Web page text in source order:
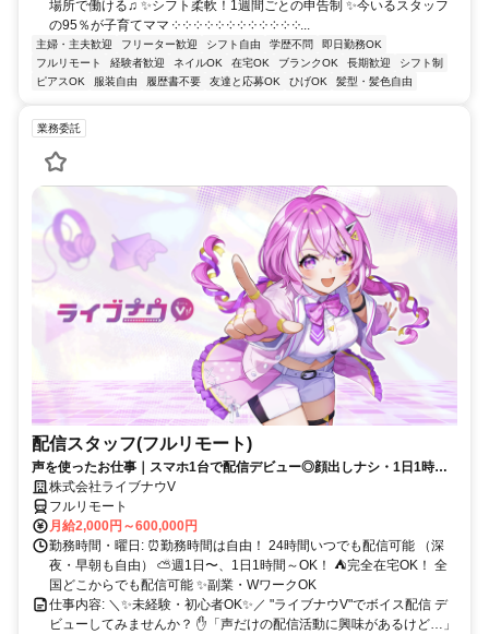
場所で働ける♫ ✨シフト柔軟！1週間ごとの申告制 ✨今いるスタッフ
の95％が子育てママ ༶ ༶ ༶ ༶ ༶ ༶ ༶ ༶ ༶ ༶ ༶ ༶...
主婦・主夫歓迎 フリーター歓迎 シフト自由 学歴不問
即日勤務OK
フルリモート
経験者歓迎 ネイルOK 在宅OK ブランクOK 長期歓迎
シフト制
ピアスOK
服装自由 履歴書不要 友達と応募OK ひげOK 髪型・髪色自由
業務委託
配信スタッフ(フルリモート)
声を使ったお仕事｜スマホ1台で配信デビュー◎顔出しナシ・1日1時間
～OK♪
株式会社ライブナウV
フルリモート
月給2,000円～600,000円
勤務時間・曜日: ⏰勤務時間は自由！ 24時間いつでも配信可能 （深
夜・早朝も自由） ⛅週1日〜、1日1時間～OK！ ⛺完全在宅OK！ 全
国どこからでも配信可能 ✨副業・WワークOK
仕事内容: ＼✨未経験・初心者OK✨／ "ライブナウV"でボイス配信 デ
ビューしてみませんか？ ✋「声だけの配信活動に興味があるけど…」